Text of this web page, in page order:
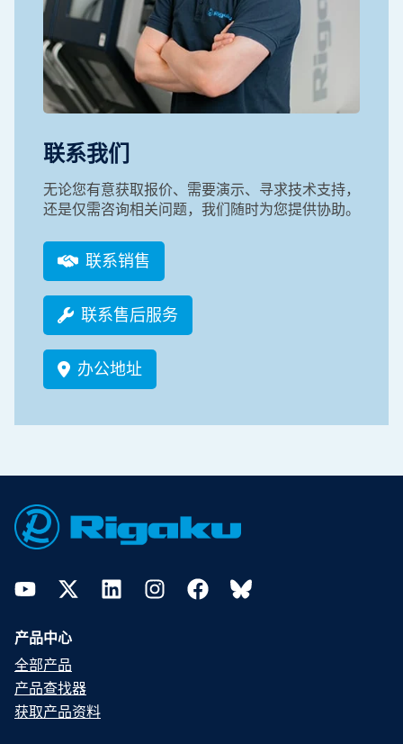
联系我们
无论您有意获取报价、需要演示、寻求技术支持，
还是仅需咨询相关问题，我们随时为您提供协助。
联系销售
联系售后服务
办公地址
YouTubeTwitter LinkedInInstagramFacebookBluesky
产品中心
全部产品
产品查找器
获取产品资料